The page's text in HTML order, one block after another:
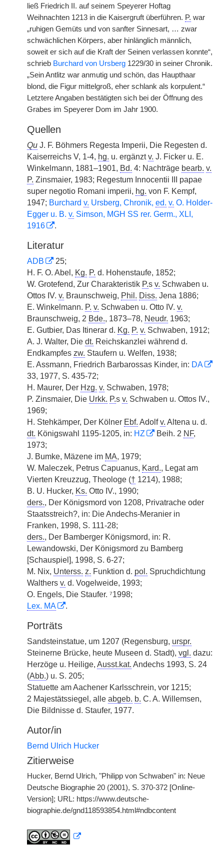
ließ Friedrich II. auf seinem Speyerer Hoftag
Weihnachten 1213 in die Kaisergruft überführen. P. war
„ruhigen Gemüts und von sanfter Sinnesart, … zwar
schwächlichen Körpers, aber hinlänglich männlich,
soweit er sich auf die Kraft der Seinen verlassen konnte“,
schrieb Burchard von Ursberg 1229/30 in seiner Chronik.
„Sein Antlitz war anmutig und schön, das Haupthaar
blond, die Figur mittelgroß, eher schlank als korpulent.“
Letztere Angaben bestätigten sich bei der Öffnung des
Grabes im Speyerer Dom im Jahr 1900.
Quellen
Qu J. F. Böhmers Regesta Imperii, Die Regesten d.
Kaiserreichs V, 1-4, hg. u. ergänztv. J. Ficker u. E.
Winkelmann, 1881–1901, Bd. 4: Nachträge bearb. v.
P. Zinsmaier, 1983; Regestum Innocentii III papae
super negotio Romani imperii, hg. von F. Kempf,
1947; Burchard v. Ursberg, Chronik, ed. v. O. Holder-
Egger u. B. v. Simson, MGH SS rer. Germ., XLI,
1916
.
Literatur
ADB
25;
H. F. O. Abel, Kg. P. d. Hohenstaufe, 1852;
W. Grotefend, Zur Charakteristik P.s v. Schwaben u.
Ottos IV. v. Braunschweig, Phil. Diss. Jena 1886;
E. Winkelmann. P. v. Schwaben u. Otto IV. v.
Braunschweig, 2 Bde., 1873–78, Neudr. 1963;
E. Gutbier, Das Itinerar d. Kg. P. v. Schwaben, 1912;
A. J. Walter, Die dt. Reichskanzlei während d.
Endkampfes zw. Staufern u. Welfen, 1938;
E. Assmann, Friedrich Barbarossas Kinder, in: DA
33, 1977, S. 435-72;
H. Maurer, Der Hzg. v. Schwaben, 1978;
P. Zinsmaier, Die Urkk. P.s v. Schwaben u. Ottos IV.,
1969;
H. Stehkämper, Der Kölner Ebf. Adolfv. Altena u. d.
dt. Königswahl 1195-1205, in: HZ Beih. 2 NF,
1973;
J. Bumke, Mäzene im MA, 1979;
W. Maleczek, Petrus Capuanus, Kard., Legat am
Vierten Kreuzzug, Theologe († 1214), 1988;
B. U. Hucker, Ks. Otto IV., 1990;
ders., Der Königsmord von 1208, Privatrache oder
Staatsstreich?, in: Die Andechs-Meranier in
Franken, 1998, S. 111-28;
ders., Der Bamberger Königsmord, in: R.
Lewandowski, Der Königsmord zu Bamberg
[Schauspiel], 1998, S. 6-27;
M. Nix, Unterss. z. Funktion d. pol. Spruchdichtung
Walthers v. d. Vogelweide, 1993;
O. Engels, Die Staufer. ⁷1998;
Lex. MA
.
Porträts
Sandsteinstatue, um 1207 (Regensburg, urspr.
Steinerne Brücke, heute Museen d. Stadt), vgl. dazu:
Herzöge u. Heilige, Ausst.kat. Andechs 1993, S. 24
(Abb.) u. S. 205;
Statuette am Aachener Karlsschrein, vor 1215;
2 Majestätssiegel, alle abgeb. b. C. A. Willemsen,
Die Bildnisse d. Staufer, 1977.
Autor/in
Bernd Ulrich Hucker
Zitierweise
Hucker, Bernd Ulrich, "Philipp von Schwaben" in: Neue
Deutsche Biographie 20 (2001), S. 370-372 [Online-
Version]; URL: https://www.deutsche-
biographie.de/gnd118593854.html#ndbcontent